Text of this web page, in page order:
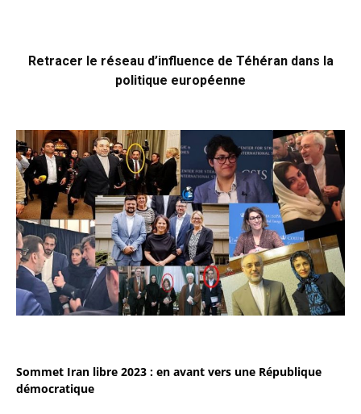
Retracer le réseau d’influence de Téhéran dans la
politique européenne
Sommet Iran libre 2023 : en avant vers une République
démocratique